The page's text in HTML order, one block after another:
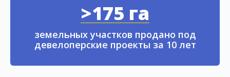
>175 га
земельных участков продано под
девелоперские проекты за 10 лет